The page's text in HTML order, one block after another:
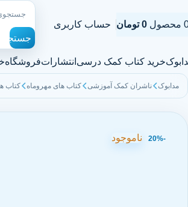
محصول 0 تومان
حساب کاربری
جستجو
خرید کتاب کمک درسی انتشاراتفروشگاه
مدابوک ناشران کمک آموزشی کتاب های مهروماه کتاب
-20% ناموجود